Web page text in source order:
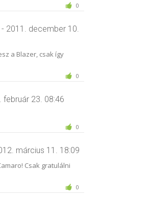
0
- 2011. december 10.
a Blazer, csak így
0
február 23. 08:46
0
március 11. 18:09
Csak gratulálni
0